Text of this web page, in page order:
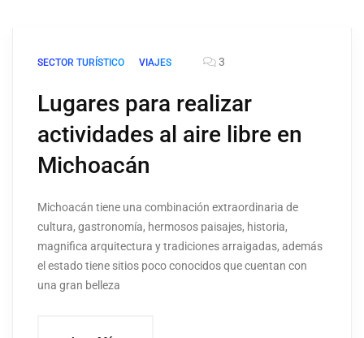
SECTOR TURÍSTICO VIAJES 3
Lugares para realizar
actividades al aire libre en
Michoacán
Michoacán tiene una combinación extraordinaria de
cultura, gastronomía, hermosos paisajes, historia,
magnifica arquitectura y tradiciones arraigadas, además
el estado tiene sitios poco conocidos que cuentan con
una gran belleza